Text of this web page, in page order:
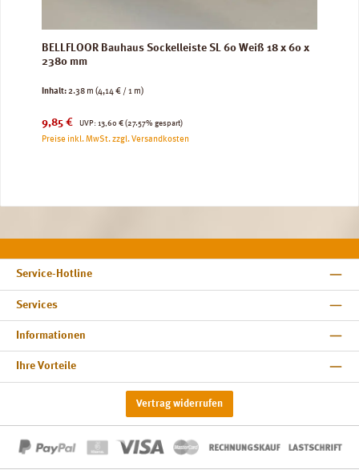
BELLFLOOR Bauhaus Sockelleiste SL 60 Weiß 18 x 60 x
2380 mm
Inhalt:2.38 m (4,14 € / 1 m)
Verkaufspreis:
9,85 € UVP:
Regulärer Preis:
13,60 € (27.57% gespart)
Preise inkl. MwSt. zzgl. Versandkosten
Service-Hotline
Services
Informationen
Ihre Vorteile
Vertrag widerrufen